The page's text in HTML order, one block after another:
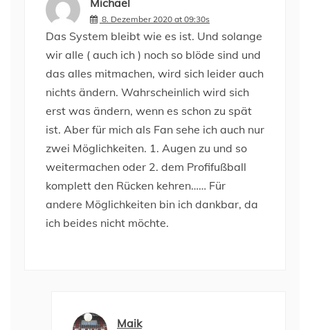
8. Dezember 2020 at 09:30s
Das System bleibt wie es ist. Und solange
wir alle ( auch ich ) noch so blöde sind und
das alles mitmachen, wird sich leider auch
nichts ändern. Wahrscheinlich wird sich
erst was ändern, wenn es schon zu spät
ist. Aber für mich als Fan sehe ich auch nur
zwei Möglichkeiten. 1. Augen zu und so
weitermachen oder 2. dem Profifußball
komplett den Rücken kehren…… Für
andere Möglichkeiten bin ich dankbar, da
ich beides nicht möchte.
Maik